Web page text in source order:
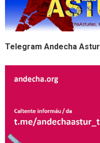
Telegram Andecha Astur